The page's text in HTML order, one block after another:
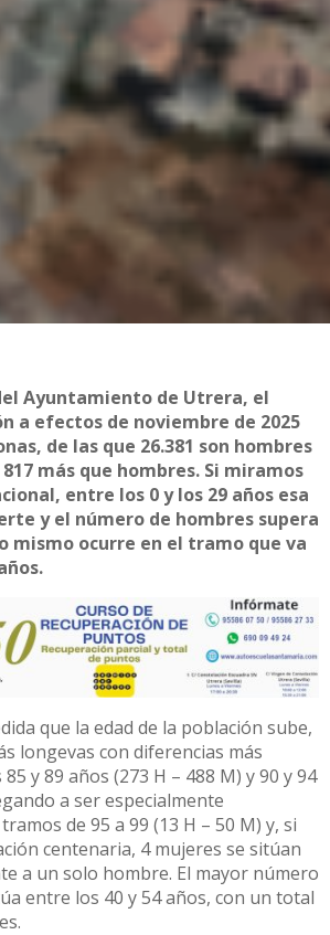
Ayuntamiento de Utrera, el
a efectos de noviembre de 2025
de las que 26.381 son hombres
más que hombres. Si miramos
entre los 0 y los 29 años esa
y el número de hombres supera
mismo ocurre en el tramo que va
que la edad de la población sube,
longevas con diferencias más
y 89 años (273 H – 488 M) y 90 y 94
a ser especialmente
de 95 a 99 (13 H – 50 M) y, si
centenaria, 4 mujeres se sitúan
a un solo hombre. El mayor número
entre los 40 y 54 años, con un total